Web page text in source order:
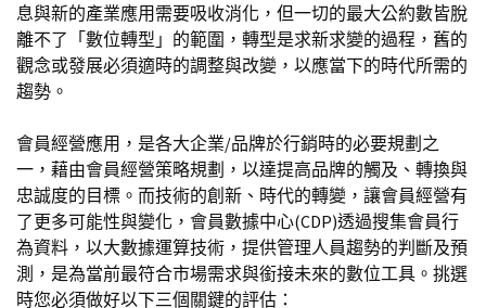
息與新的產業應用需要吸收消化，但一切的最大公約數皆脫
離不了「數位轉型」的範圍，轉型是求新求變的過程，舊的
觀念或發展必須適時的調整與改變，以應當下的時代所需的
趨勢。
會員經營應用，是各大企業/品牌於行銷時的必要規劃之
一，藉由會員經營策略規劃，以達提高品牌的觸及、轉換與
忠誠度的目標。而技術的創新、時代的轉變，讓會員經營有
了更多可能性與變化，會員數據中心(CDP)透過搜集會員行
為資料，以大數據運算技術，提供管理人員趨勢的判斷及預
測，是為當前最符合市場需求與銜接未來的數位工具。挑選
時您必須做好以下三個關鍵的評估：